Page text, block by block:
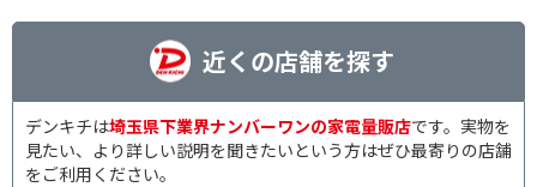
近くの店舗を探す
デンキチは埼玉県下業界ナンバーワンの家電量販店です。実物を
見たい、より詳しい説明を聞きたいという方はぜひ最寄りの店舗
をご利用ください。